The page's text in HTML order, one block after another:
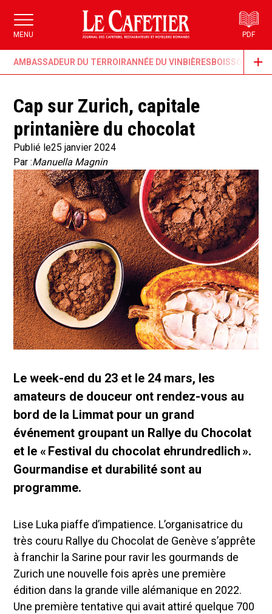
MENU PDF
AMBASSADEUR DU TERROIRANNÉE DU VINBIÈRESBOISSONS &
Cap sur Zurich, capitale
printanière du chocolat
Publié le25 janvier 2024
Par :Manuella Magnin
Le week-end du 23 et le 24 mars, les
amateurs de douceur ont rendez-vous au
bord de la Limmat pour un grand
événement groupant un Rallye du Chocolat
et le « Festival du chocolat ehrundredlich ».
Gourmandise et durabilité sont au
programme.
Lise Luka piaffe d’impatience. L’organisatrice du
très couru Rallye du Chocolat de Genève s’apprête
à franchir la Sarine pour ravir les gourmands de
Zurich une nouvelle fois après une première
édition dans la grande ville alémanique en 2022.
Une première tentative qui avait attiré quelque 700